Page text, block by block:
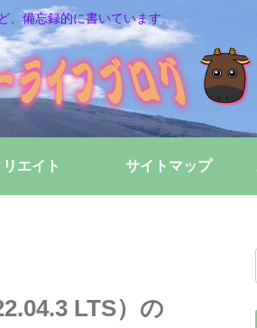
、備忘録的に書いています。
エイト サイトマップ
LTS）の